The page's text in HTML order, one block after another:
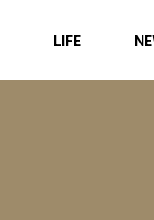
LIFE